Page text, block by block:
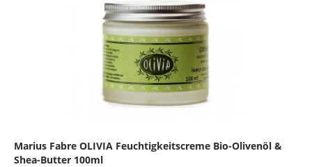
Marius Fabre OLIVIA Feuchtigkeitscreme Bio-Olivenöl &
Shea-Butter 100ml